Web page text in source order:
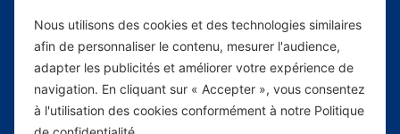
Yas Comores
Carrières
Yas en Afrique
Nous utilisons des cookies et des technologies similaires
afin de personnaliser le contenu, mesurer l'audience,
adapter les publicités et améliorer votre expérience de
navigation. En cliquant sur « Accepter », vous consentez
à l'utilisation des cookies conformément à notre Politique